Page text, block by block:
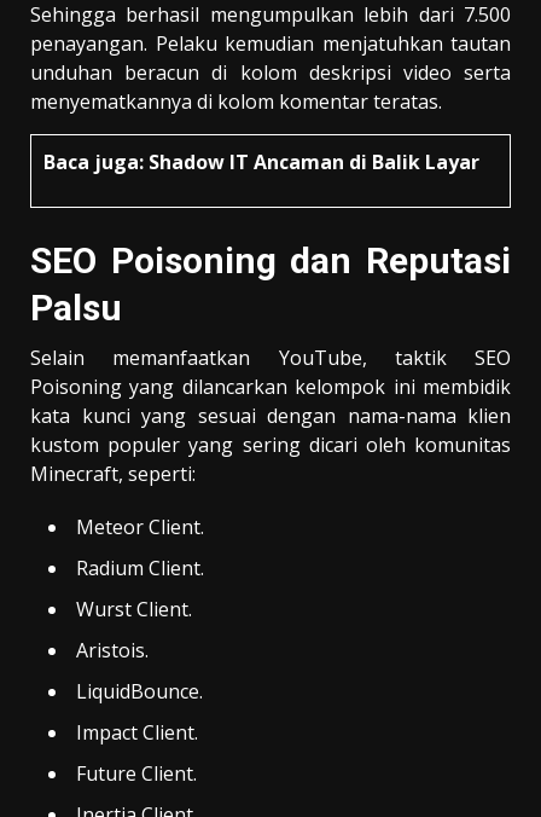
Sehingga berhasil mengumpulkan lebih dari 7.500
penayangan. Pelaku kemudian menjatuhkan tautan
unduhan beracun di kolom deskripsi video serta
menyematkannya di kolom komentar teratas.
Baca juga: Shadow IT Ancaman di Balik Layar
SEO Poisoning dan Reputasi
Palsu
Selain memanfaatkan YouTube, taktik SEO
Poisoning yang dilancarkan kelompok ini membidik
kata kunci yang sesuai dengan nama-nama klien
kustom populer yang sering dicari oleh komunitas
Minecraft, seperti:
Meteor Client.
Radium Client.
Wurst Client.
Aristois.
LiquidBounce.
Impact Client.
Future Client.